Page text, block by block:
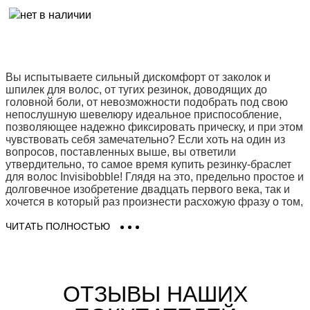
Вы испытываете сильный дискомфорт от заколок и
шпилек для волос, от тугих резинок, доводящих до
головной боли, от невозможности подобрать под свою
непослушную шевелюру идеальное приспособление,
позволяющее надежно фиксировать прическу, и при этом
чувствовать себя замечательно? Если хоть на один из
вопросов, поставленных выше, вы ответили
утвердительно, то самое время купить резинку-браслет
для волос Invisibobble! Глядя на это, предельно простое и
долговечное изобретение двадцать первого века, так и
хочется в который раз произнести расхожую фразу о том,
Софи Треллес-Твиди (Sophie Trelles-Tvede), которая
безумно устала от обычных резинок для волос, изрядно
ЧИТАТЬ ПОЛНОСТЬЮ
ОТЗЫВЫ НАШИХ